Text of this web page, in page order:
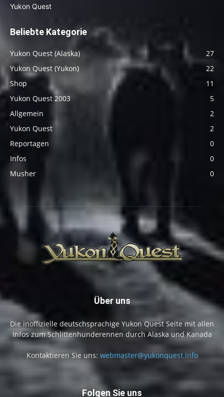
Beliebte Kategorie
Yukon Quest (Alaska)
27
Yukon Quest (Yukon)
22
Shop
11
Yukon Quest 2003
5
Allgemein
2
Yukon Quest
2
Reportagen
0
Infos
0
Musher
0
Über uns
Die inoffizielle deutschsprachige Yukon Quest Seite mit allen
Infos zum Schlittenhunderennen durch Alaska und Kanada
Kontaktieren Sie uns: webmaster@yukonquest.info
Folgen Sie uns